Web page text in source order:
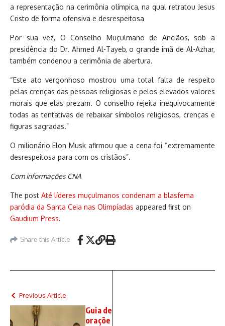
a representação na cerimônia olímpica, na qual retratou Jesus
Cristo de forma ofensiva e desrespeitosa
Por sua vez, O Conselho Muçulmano de Anciãos, sob a
presidência do Dr. Ahmed Al-Tayeb, o grande imã de Al-Azhar,
também condenou a cerimônia de abertura.
“Este ato vergonhoso mostrou uma total falta de respeito
pelas crenças das pessoas religiosas e pelos elevados valores
morais que elas prezam. O conselho rejeita inequivocamente
todas as tentativas de rebaixar símbolos religiosos, crenças e
figuras sagradas.”
O milionário Elon Musk afirmou que a cena foi “extremamente
desrespeitosa para com os cristãos”.
Com informações CNA
The post Até líderes muçulmanos condenam a blasfema
paródia da Santa Ceia nas Olimpíadas appeared first on
Gaudium Press.
Share this Article
Previous Article
Guia de
oraçõe